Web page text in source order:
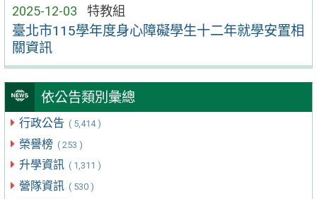
2025-12-03 特教組
臺北市115學年度身心障礙學生十二年就學安置相
關資訊
依公告類別彙總
行政公告 ( 5,414 )
榮譽榜 ( 253 )
升學資訊 ( 1,311 )
營隊資訊 ( 530 )